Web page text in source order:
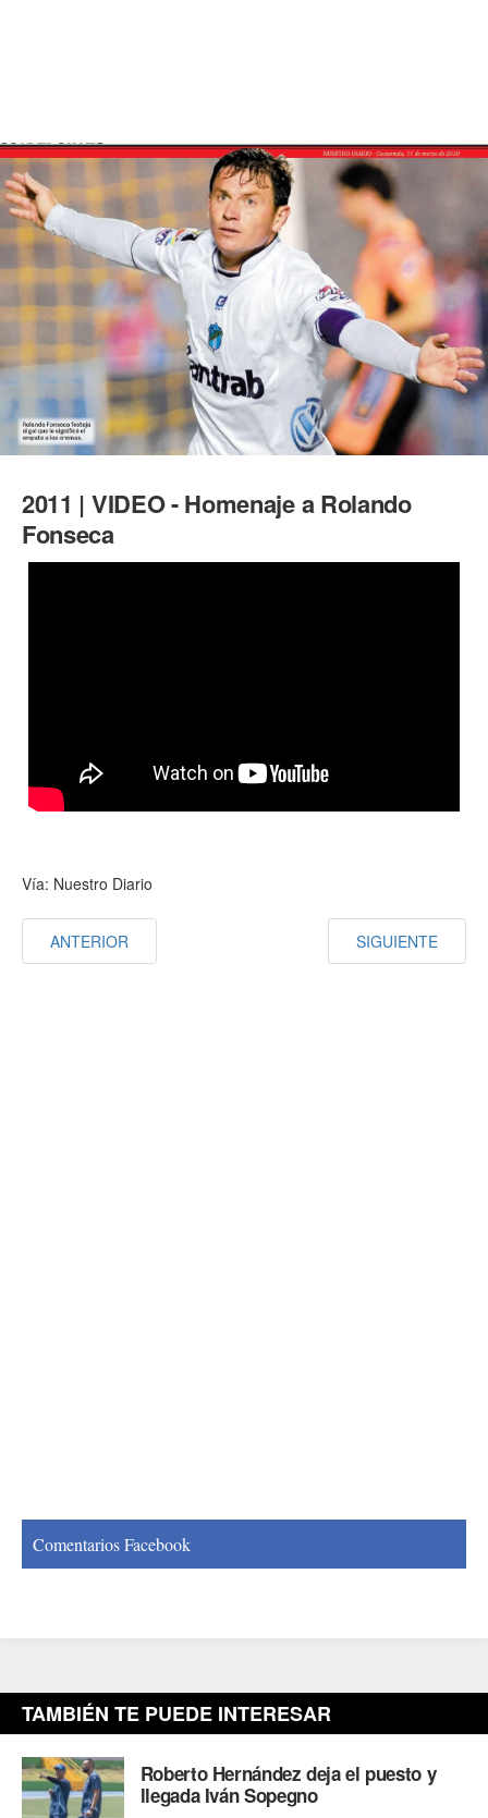
2011 | VIDEO - Homenaje a Rolando
Fonseca
Vía: Nuestro Diario
ANTERIOR SIGUIENTE
Comentarios Facebook
TAMBIÉN TE PUEDE INTERESAR
Roberto Hernández deja el puesto y
llegada Iván Sopegno